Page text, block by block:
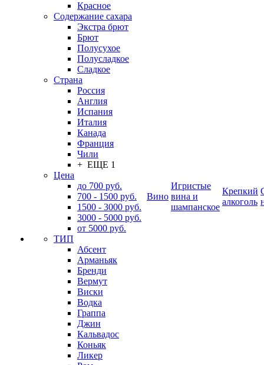
Красное
Содержание сахара
Экстра брют
Брют
Полусухое
Полусладкое
Сладкое
Страна
Россия
Англия
Испания
Италия
Канада
Франция
Чили
+ ЕЩЕ 1
Цена
до 700 руб.
700 - 1500 руб.
1500 - 3000 руб.
3000 - 5000 руб.
от 5000 руб.
ТИП
Абсент
Арманьяк
Бренди
Вермут
Виски
Водка
Граппа
Джин
Кальвадос
Коньяк
Ликер
Вино
Игристые
вина и
шампанское
Крепкий
алкоголь